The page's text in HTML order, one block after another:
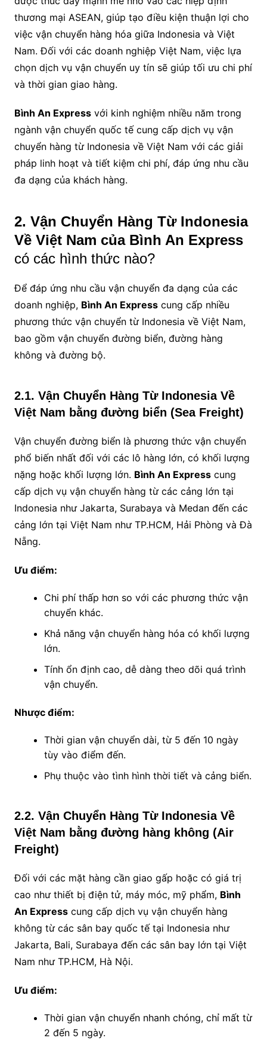
thương mại ASEAN, giúp tạo điều kiện thuận lợi cho
việc vận chuyển hàng hóa giữa Indonesia và Việt
Nam. Đối với các doanh nghiệp Việt Nam, việc lựa
chọn dịch vụ vận chuyển uy tín sẽ giúp tối ưu chi phí
và thời gian giao hàng.
Bình An Expressvới kinh nghiệm nhiều năm trong
ngành vận chuyển quốc tế cung cấp dịch vụ vận
chuyển hàng từ Indonesia về Việt Nam với các giải
pháp linh hoạt và tiết kiệm chi phí, đáp ứng nhu cầu
đa dạng của khách hàng.
2. Vận Chuyển Hàng Từ Indonesia
Về Việt Nam của Bình An Express
có các hình thức nào?
Để đáp ứng nhu cầu vận chuyển đa dạng của các
doanh nghiệp, Bình An Expresscung cấp nhiều
phương thức vận chuyển từ Indonesia về Việt Nam,
bao gồm vận chuyển đường biển, đường hàng
không và đường bộ.
2.1. Vận Chuyển Hàng Từ Indonesia Về
Việt Nam bằng đường biển (Sea Freight)
Vận chuyển đường biển là phương thức vận chuyển
phổ biến nhất đối với các lô hàng lớn, có khối lượng
nặng hoặc khối lượng lớn. Bình An Expresscung
cấp dịch vụ vận chuyển hàng từ các cảng lớn tại
Indonesia như Jakarta, Surabaya và Medan đến các
cảng lớn tại Việt Nam như TP.HCM, Hải Phòng và Đà
Nẵng.
Ưu điểm:
Chi phí thấp hơn so với các phương thức vận
chuyển khác.
Khả năng vận chuyển hàng hóa có khối lượng
lớn.
Tính ổn định cao, dễ dàng theo dõi quá trình
vận chuyển.
Nhược điểm:
Thời gian vận chuyển dài, từ 5 đến 10 ngày
tùy vào điểm đến.
Phụ thuộc vào tình hình thời tiết và cảng biển.
2.2. Vận Chuyển Hàng Từ Indonesia Về
Việt Nam bằng đường hàng không (Air
Freight)
Đối với các mặt hàng cần giao gấp hoặc có giá trị
cao như thiết bị điện tử, máy móc, mỹ phẩm, Bình
An Expresscung cấp dịch vụ vận chuyển hàng
không từ các sân bay quốc tế tại Indonesia như
Jakarta, Bali, Surabaya đến các sân bay lớn tại Việt
Nam như TP.HCM, Hà Nội.
Ưu điểm:
Thời gian vận chuyển nhanh chóng, chỉ mất từ
2 đến 5 ngày.